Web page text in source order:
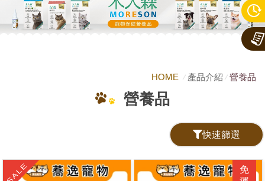
們
HOME 產品介紹 營養品
營養品
快速篩選